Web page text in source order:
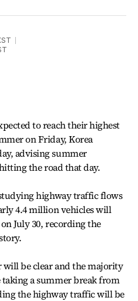
to reach their highest
on Friday, Korea
advising summer
the road that day.
highway traffic flows
4.4 million vehicles will
July 30, recording the
will be clear and the majority
a summer break from
the highway traffic will be